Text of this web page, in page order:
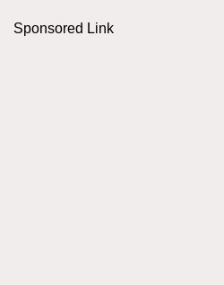
Sponsored Link